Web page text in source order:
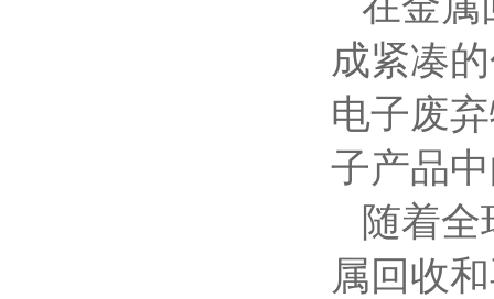
成紧凑
电子废
子产品
随着
属回收